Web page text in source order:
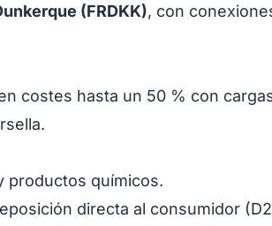
(FRDKK), con
costes hasta un 50 % con
productos químicos.
directa al consumidor